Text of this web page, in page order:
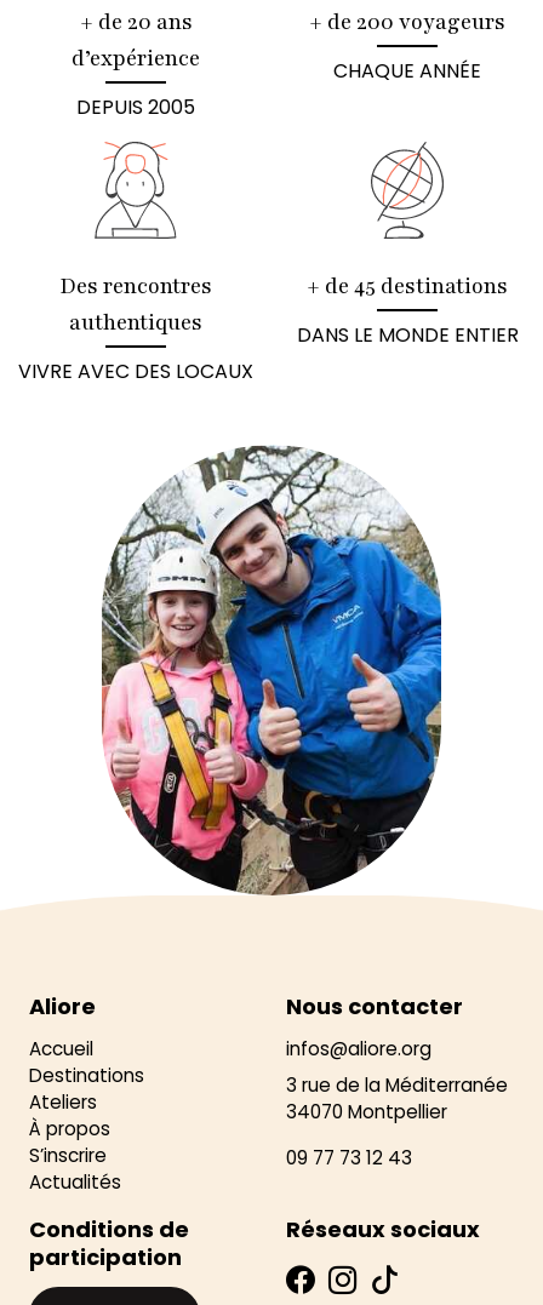
+ de 20 ans
d’expérience
DEPUIS 2005
+ de 200 voyageurs
CHAQUE ANNÉE
Des rencontres
authentiques
VIVRE AVEC DES LOCAUX
+ de 45 destinations
DANS LE MONDE ENTIER
Aliore
Accueil
Destinations
Ateliers
À propos
S’inscrire
Actualités
Nous contacter
infos@aliore.org
3 rue de la Méditerranée
34070 Montpellier
09 77 73 12 43
Conditions de
participation
Réseaux sociaux